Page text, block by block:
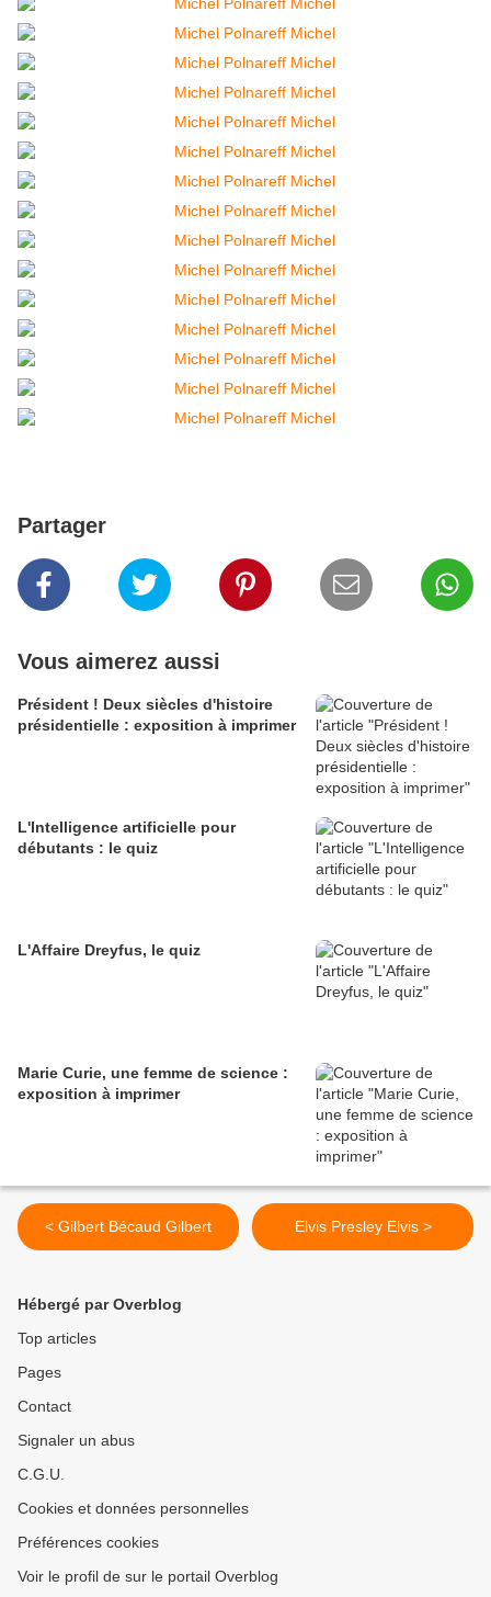
Partager
Vous aimerez aussi
Président ! Deux siècles d'histoire
présidentielle : exposition à imprimer
L'Intelligence artificielle pour
débutants : le quiz
L'Affaire Dreyfus, le quiz
Marie Curie, une femme de science :
exposition à imprimer
< Gilbert Bécaud Gilbert Elvis Presley Elvis >
Hébergé par Overblog
Top articles
Pages
Contact
Signaler un abus
C.G.U.
Cookies et données personnelles
Préférences cookies
Voir le profil de sur le portail Overblog